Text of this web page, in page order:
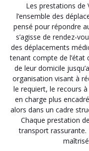
Les prestations de
l’ensemble des
pensé pour répondre
s’agisse de rendez-
des déplacements
tenant compte de l’état
de leur domicile
organisation visant à
le requiert, le recours
en charge plus
alors dans un cadre
Chaque prestation
transport rassurante.